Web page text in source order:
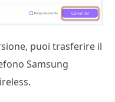
puoi trasferire il
Samsung